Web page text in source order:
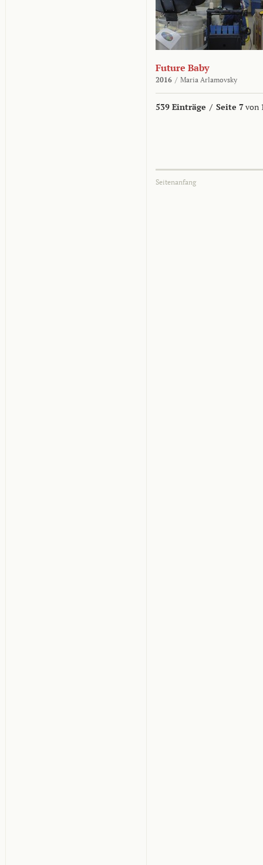
Future Baby
2016 / Maria Arlamovsky
539 Einträge / Seite 7von
Seitenanfang